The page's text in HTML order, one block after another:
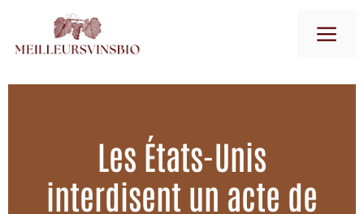
contenu
Les États-Unis
interdisent un acte de